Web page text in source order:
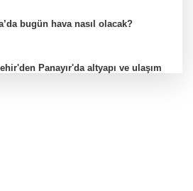
bugün hava nasıl olacak?
Panayır'da altyapı ve ulaşım